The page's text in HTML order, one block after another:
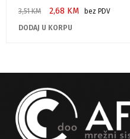
3,51KM 2,68 KM
bez PDV
DODAJ U KORPU